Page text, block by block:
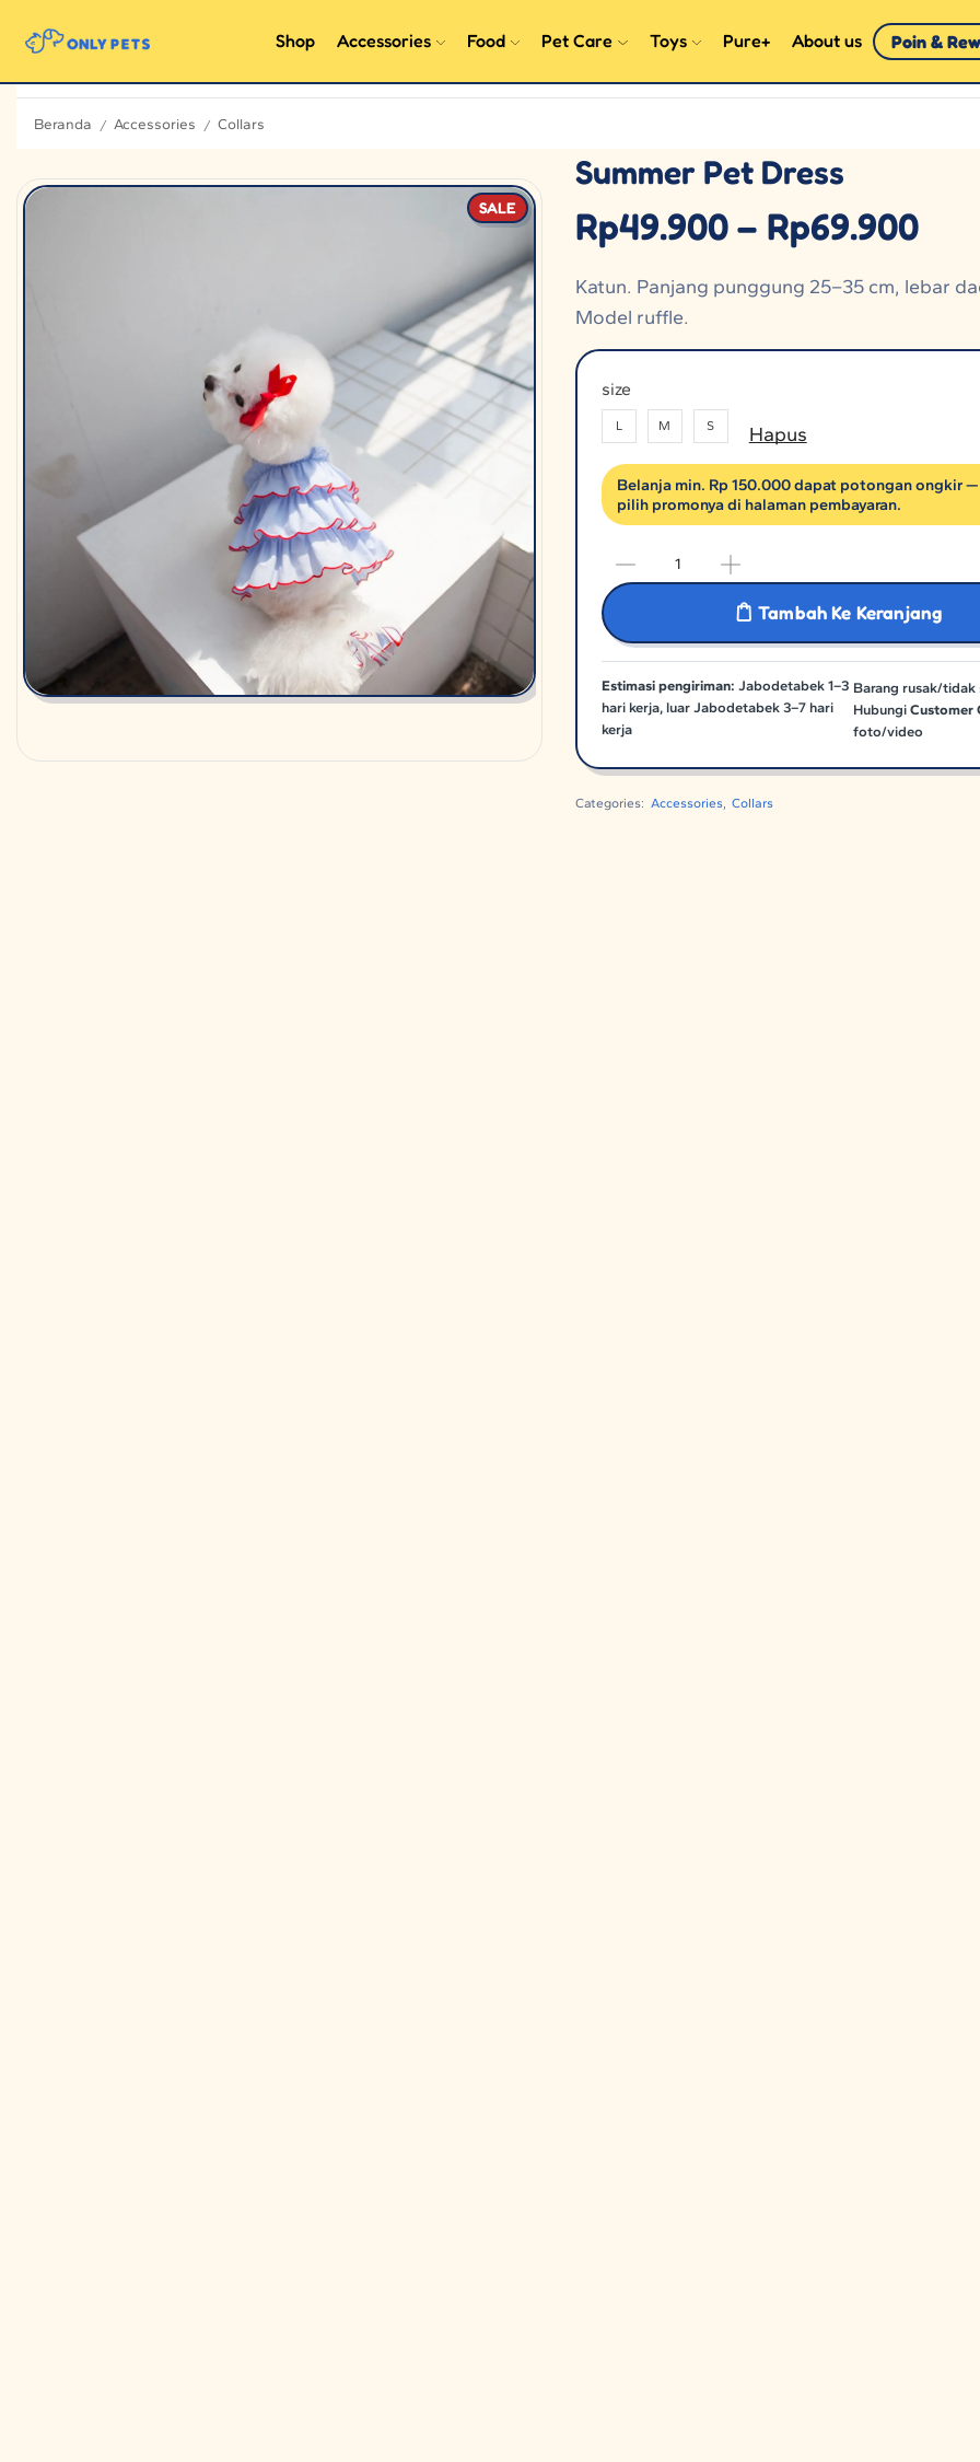
Shop Accessories Food Pet Care Toys Pure+ About us Poin &
Beranda / Accessories / Collars
SALE
Summer Pet Dress
Rp49.900 – Rp69.900
Katun. Panjang punggung 25–35 cm, lebar
Model ruffle.
size
L M S Hapus
Belanja min. Rp 150.000 dapat potongan ongkir —
pilih promonya di halaman pembayaran.
Tambah Ke Keranjang
Estimasi pengiriman: Jabodetabek 1–3
hari kerja, luar Jabodetabek 3–7 hari
kerja
Barang rusak/tidak
Hubungi Customer
foto/video
Categories: Accessories, Collars